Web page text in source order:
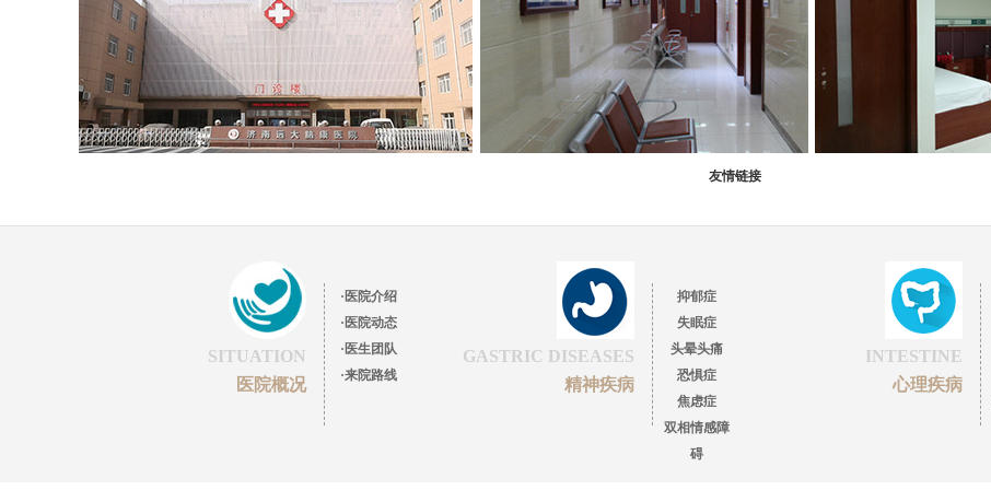
友情链接
·医院介绍
·医院动态
·医生团队
·来院路线
SITUATION
医院概况
抑郁症
失眠症
头晕头痛
恐惧症
焦虑症
双相情感障
碍
GASTRIC DISEASES
精神疾病
INTESTINE
心理疾病